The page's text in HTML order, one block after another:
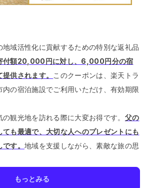
地域活性化に貢献するための特別な返礼品
付額20,000円に対し、6,000円分の宿
供されます。 このクーポンは、楽天トラ
の宿泊施設でご利用いただけ、有効期限
観光地を訪れる際に大変お得です。 父の
ても最適で、大切な人へのプレゼントにも
す。 地域を支援しながら、素敵な旅の思
もっとみる